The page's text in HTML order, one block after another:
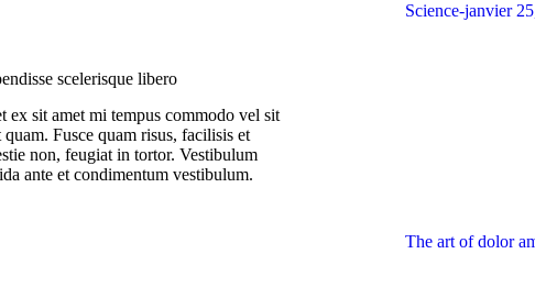
scelerisque libero
ex sit amet mi tempus commodo vel sit
quam. Fusce quam risus, facilisis et
non, feugiat in tortor. Vestibulum
ante et condimentum vestibulum.
Science janvier
The art of dolor